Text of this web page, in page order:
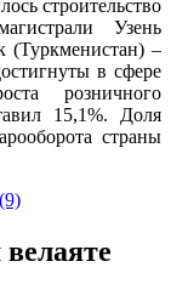
строительство
Узень
(Туркменистан) –
в сфере
розничного
15,1%. Доля
страны